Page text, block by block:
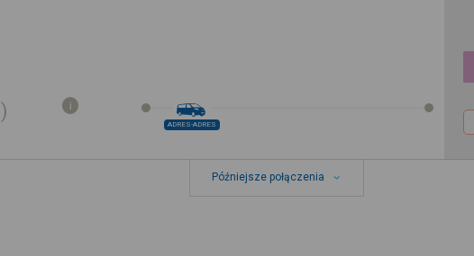
ADRES-ADRES
Późniejsze połączenia